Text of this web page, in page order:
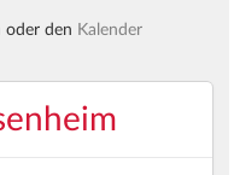
oder den Kalender